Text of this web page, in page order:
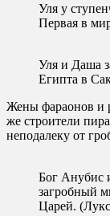
Уля у
Первая в
Уля и Даша
Египта в
Жены фараонов и
же строители
неподалеку от
Бог Анубис
загробный
Царей.